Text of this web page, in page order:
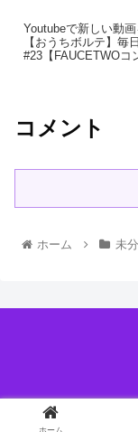
Youtubeで新しい動
【おうちボルテ】毎
#23【FAUCETWOコ
コメント
ホーム 未
©
ホーム